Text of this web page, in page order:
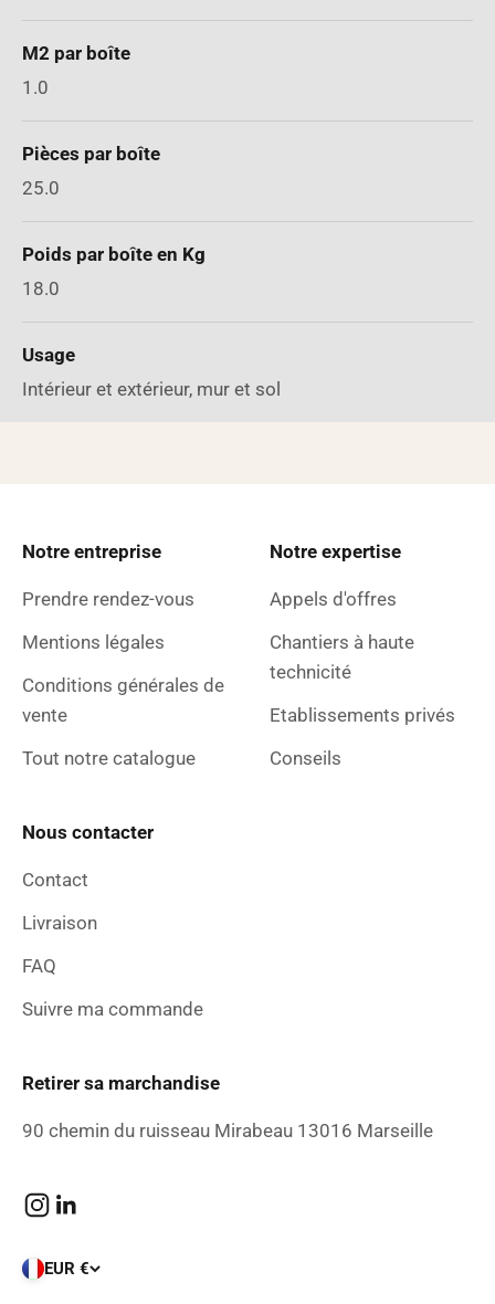
M2 par boîte
1.0
Pièces par boîte
25.0
Poids par boîte en Kg
18.0
Usage
Intérieur et extérieur, mur et sol
Notre entreprise
Prendre rendez-vous
Mentions légales
Conditions générales de
vente
Tout notre catalogue
Notre expertise
Appels d'offres
Chantiers à haute
technicité
Etablissements privés
Conseils
Nous contacter
Contact
Livraison
FAQ
Suivre ma commande
Retirer sa marchandise
90 chemin du ruisseau Mirabeau 13016 Marseille
EUR €